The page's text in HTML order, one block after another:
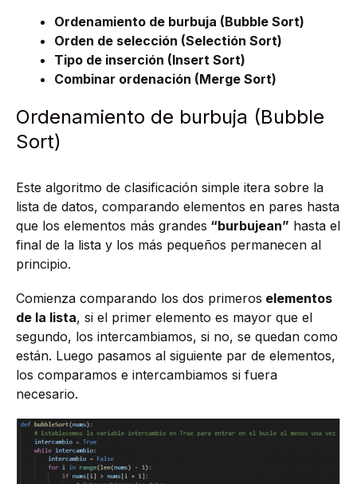
Ordenamiento de burbuja (Bubble Sort)
Orden de selección (Selectión Sort)
Tipo de inserción (Insert Sort)
Combinar ordenación (Merge Sort)
Ordenamiento de burbuja (Bubble
Sort)
Este algoritmo de clasificación simple itera sobre la
lista de datos, comparando elementos en pares hasta
que los elementos más grandes “burbujean” hasta el
final de la lista y los más pequeños permanecen al
principio.
Comienza comparando los dos primeros elementos
de la lista, si el primer elemento es mayor que el
segundo, los intercambiamos, si no, se quedan como
están. Luego pasamos al siguiente par de elementos,
los comparamos e intercambiamos si fuera
necesario.